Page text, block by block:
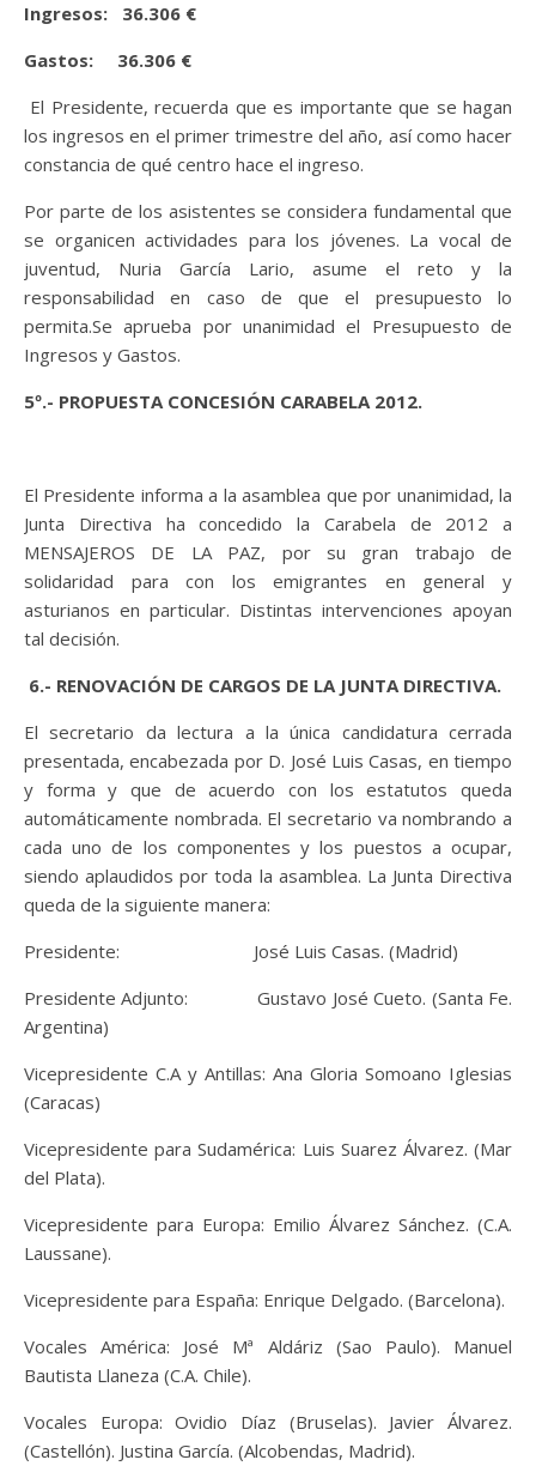
Ingresos: 36.306 €
Gastos: 36.306 €
El Presidente, recuerda que es importante que se hagan
los ingresos en el primer trimestre del año, así como hacer
constancia de qué centro hace el ingreso.
Por parte de los asistentes se considera fundamental que
se organicen actividades para los jóvenes. La vocal de
juventud, Nuria García Lario, asume el reto y la
responsabilidad en caso de que el presupuesto lo
permita.Se aprueba por unanimidad el Presupuesto de
Ingresos y Gastos.
5º.- PROPUESTA CONCESIÓN CARABELA 2012.
El Presidente informa a la asamblea que por unanimidad, la
Junta Directiva ha concedido la Carabela de 2012 a
MENSAJEROS DE LA PAZ, por su gran trabajo de
solidaridad para con los emigrantes en general y
asturianos en particular. Distintas intervenciones apoyan
tal decisión.
6.- RENOVACIÓN DE CARGOS DE LA JUNTA DIRECTIVA.
El secretario da lectura a la única candidatura cerrada
presentada, encabezada por D. José Luis Casas, en tiempo
y forma y que de acuerdo con los estatutos queda
automáticamente nombrada. El secretario va nombrando a
cada uno de los componentes y los puestos a ocupar,
siendo aplaudidos por toda la asamblea. La Junta Directiva
queda de la siguiente manera:
Presidente: José Luis Casas. (Madrid)
Presidente Adjunto: Gustavo José Cueto. (Santa Fe.
Argentina)
Vicepresidente C.A y Antillas: Ana Gloria Somoano Iglesias
(Caracas)
Vicepresidente para Sudamérica: Luis Suarez Álvarez. (Mar
del Plata).
Vicepresidente para Europa: Emilio Álvarez Sánchez. (C.A.
Laussane).
Vicepresidente para España: Enrique Delgado. (Barcelona).
Vocales América: José Mª Aldáriz (Sao Paulo). Manuel
Bautista Llaneza (C.A. Chile).
Vocales Europa: Ovidio Díaz (Bruselas). Javier Álvarez.
(Castellón). Justina García. (Alcobendas, Madrid).